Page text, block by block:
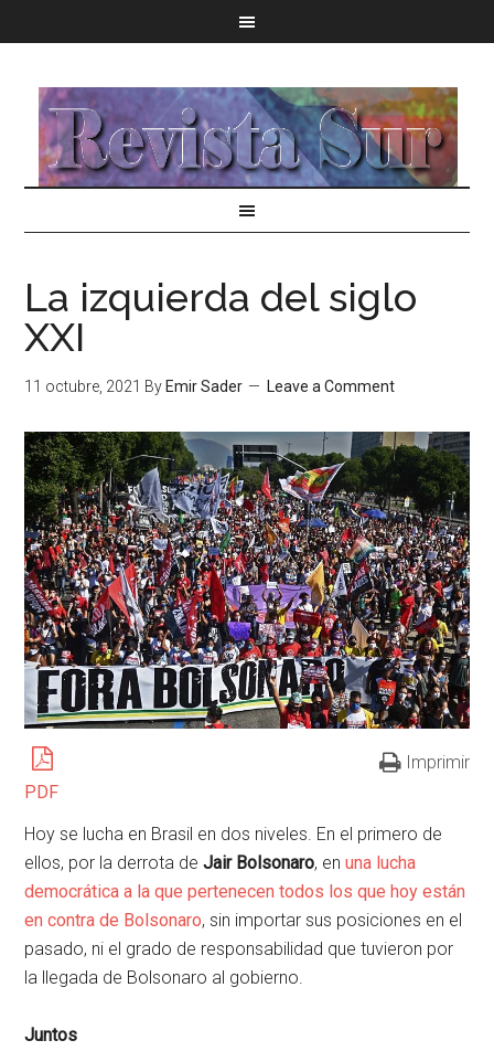
La izquierda del siglo
XXI
11 octubre, 2021 By Emir Sader Leave a Comment
PDF
Imprimir
Hoy se lucha en Brasil en dos niveles. En el primero de
ellos, por la derrota deJair Bolsonaro, enuna lucha
democrática a la que pertenecen todos los que hoy están
en contra de Bolsonaro, sin importar sus posiciones en el
pasado, ni el grado de responsabilidad que tuvieron por
la llegada de Bolsonaro al gobierno.
Juntos